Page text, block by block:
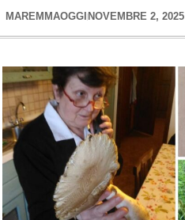
MAREMMAOGGI NOVEMBRE 2, 2025